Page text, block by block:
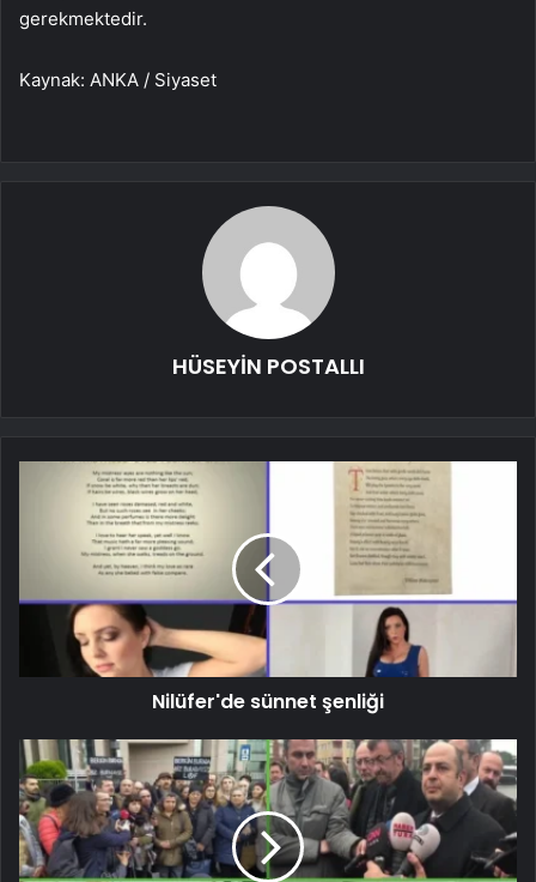
gerekmektedir.
Kaynak: ANKA / Siyaset
HÜSEYİN POSTALLI
Nilüfer'de sünnet şenliği